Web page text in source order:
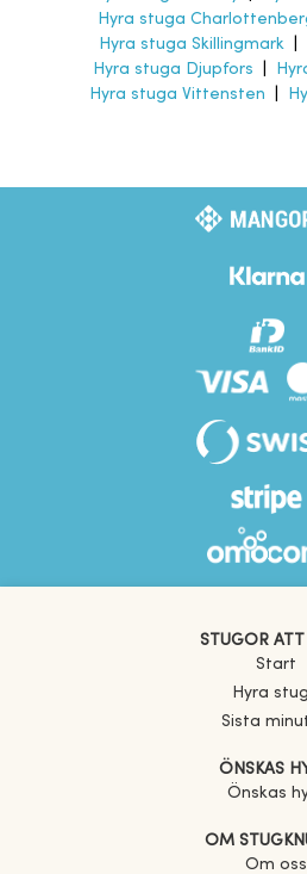
Hyra stuga
Hyra stuga Skillingmark
Hyra stuga Djupfors
Hyra stuga Vittensten
STUGOR ATT
Start
Hyra
Sista
ÖNSKAS
Önskas
OM
Om oss